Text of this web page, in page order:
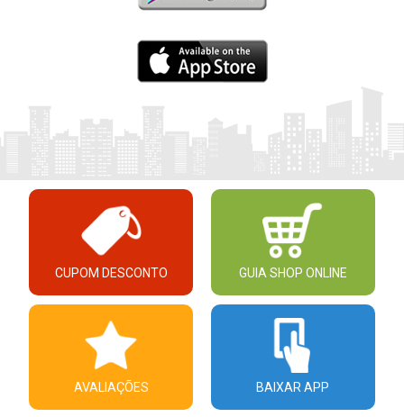
CUPOM DESCONTO GUIA SHOP ONLINE
AVALIAÇÕES BAIXAR APP